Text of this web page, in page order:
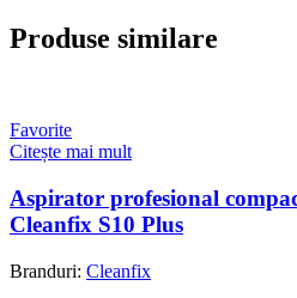
Produse similare
Favorite
Citește mai mult
Aspirator profesional
Cleanfix S10 Plus
Branduri: Cleanfix